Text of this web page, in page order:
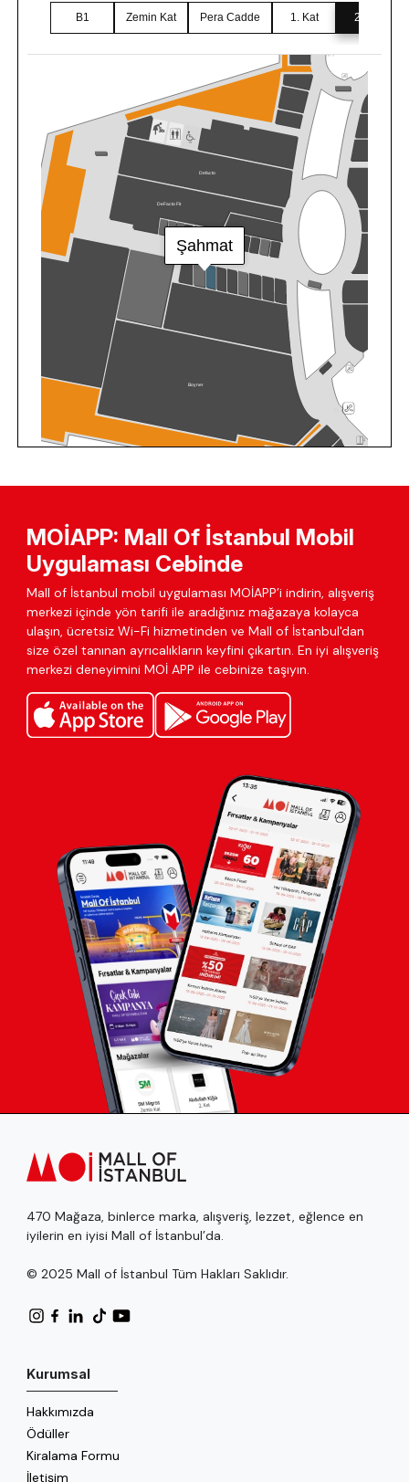
MOİAPP: Mall Of İstanbul Mobil
Uygulaması Cebinde
Mall of İstanbul mobil uygulaması MOİAPP’i indirin, alışveriş
merkezi içinde yön tarifi ile aradığınız mağazaya kolayca
ulaşın, ücretsiz Wi-Fi hizmetinden ve Mall of İstanbul'dan
size özel tanınan ayrıcalıkların keyfini çıkartın. En iyi alışveriş
merkezi deneyimini MOİ APP ile cebinize taşıyın.
470 Mağaza, binlerce marka, alışveriş, lezzet, eğlence en
iyilerin en iyisi Mall of İstanbul’da.
© 2025 Mall of İstanbul Tüm Hakları Saklıdır.
Kurumsal
Hakkımızda
Ödüller
Kiralama Formu
İletişim